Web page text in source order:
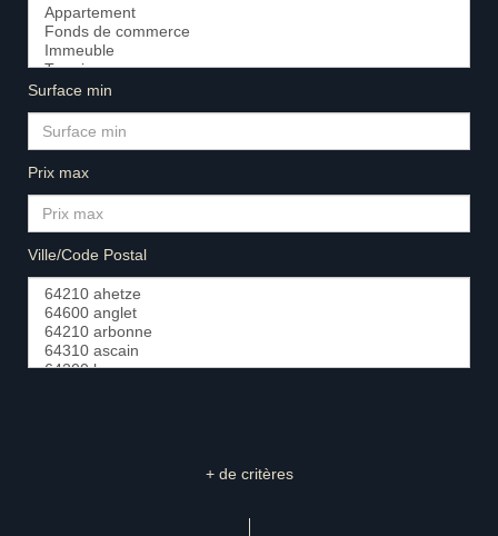
Surface min
Prix max
Ville/Code Postal
+ de critères